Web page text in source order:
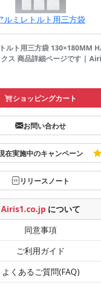
ルミレトルト用三方袋
ルト用三方袋 130×180MM
ス 商品詳細ページです |
ショッピングカート
お問い合わせ
在実施中のキャンペーン
リリースノート
Airis1.co.jp について
同意事項
ご利用ガイド
よくあるご質問(FAQ)